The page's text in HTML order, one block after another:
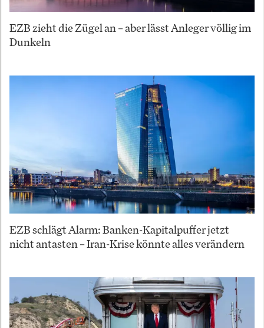
EZB zieht die Zügel an – aber lässt Anleger völlig im
Dunkeln
EZB schlägt Alarm: Banken-Kapitalpuffer jetzt
nicht antasten – Iran-Krise könnte alles verändern